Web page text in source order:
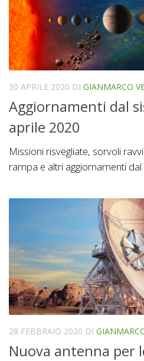
30 APRILE 2020 DI GIANMARCO
Aggiornamenti dal
aprile 2020
Missioni risvegliate, sorvoli
rampa e altri aggiornamenti
28 FEBBRAIO 2020 DI
Nuova antenna per